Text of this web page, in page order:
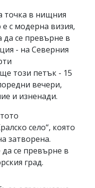
точка в нищния
с модерна визия,
се превърне в
- на Северния
този петък - 15
вечери,
и изненади.
село“, която
затворена.
се превърне в
град.